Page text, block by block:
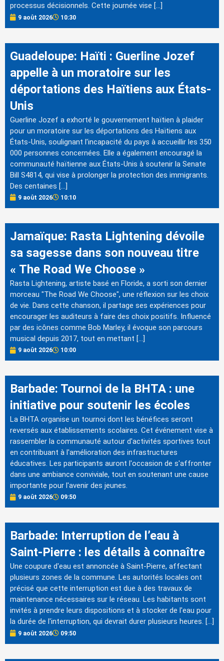
processus décisionnels. Cette journée vise […]
9 août 2026 10:30
Guadeloupe: Haïti : Guerline Jozef
appelle à un moratoire sur les
déportations des Haïtiens aux États-
Unis
Guerline Jozef a exhorté le gouvernement haïtien à plaider
pour un moratoire sur les déportations des Haïtiens aux
États-Unis, soulignant l'incapacité du pays à accueillir les 350
000 personnes concernées. Elle a également encouragé la
communauté haïtienne aux États-Unis à soutenir la Senate
Bill S4814, qui vise à prolonger la protection des immigrants.
Des centaines […]
9 août 2026 10:10
Jamaïque: Rasta Lightening dévoile
sa sagesse dans son nouveau titre
« The Road We Choose »
Rasta Lightening, artiste basé en Floride, a sorti son dernier
morceau "The Road We Choose", une réflexion sur les choix
de vie. Dans cette chanson, il partage ses expériences pour
encourager les auditeurs à faire des choix positifs. Influencé
par des icônes comme Bob Marley, il évoque son parcours
musical depuis 2017, tout en mettant […]
9 août 2026 10:00
Barbade: Tournoi de la BHTA : une
initiative pour soutenir les écoles
La BHTA organise un tournoi dont les bénéfices seront
reversés aux établissements scolaires. Cet événement vise à
rassembler la communauté autour d'activités sportives tout
en contribuant à l'amélioration des infrastructures
éducatives. Les participants auront l'occasion de s'affronter
dans une ambiance conviviale, tout en soutenant une cause
importante pour l'avenir des jeunes.
9 août 2026 09:50
Barbade: Interruption de l’eau à
Saint-Pierre : les détails à connaître
Une coupure d'eau est annoncée à Saint-Pierre, affectant
plusieurs zones de la commune. Les autorités locales ont
précisé que cette interruption est due à des travaux de
maintenance nécessaires sur le réseau. Les habitants sont
invités à prendre leurs dispositions et à stocker de l'eau pour
la durée de l'interruption, qui devrait durer plusieurs heures. […]
9 août 2026 09:50